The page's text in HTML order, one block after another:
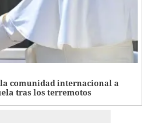
comunidad internacional a
tras los terremotos